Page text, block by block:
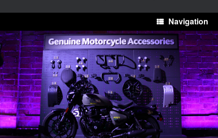
Navigation